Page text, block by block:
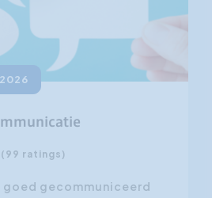
(99 ratings)
goed gecommuniceerd